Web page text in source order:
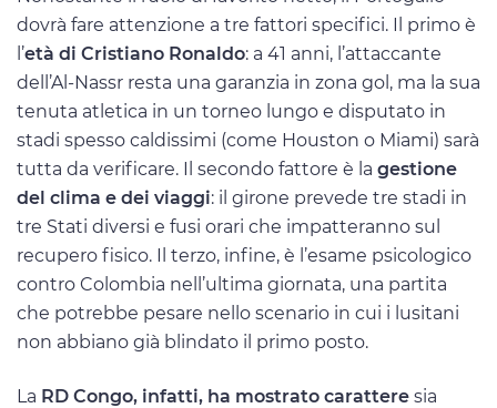
dovrà fare attenzione a tre fattori specifici. Il primo è
l’età di Cristiano Ronaldo: a 41 anni, l’attaccante
dell’Al-Nassr resta una garanzia in zona gol, ma la sua
tenuta atletica in un torneo lungo e disputato in
stadi spesso caldissimi (come Houston o Miami) sarà
tutta da verificare. Il secondo fattore è la gestione
del clima e dei viaggi: il girone prevede tre stadi in
tre Stati diversi e fusi orari che impatteranno sul
recupero fisico. Il terzo, infine, è l’esame psicologico
contro Colombia nell’ultima giornata, una partita
che potrebbe pesare nello scenario in cui i lusitani
non abbiano già blindato il primo posto.
La RD Congo, infatti, ha mostrato carattere sia